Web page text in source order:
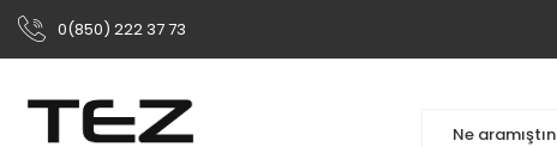
0(850) 222 37 73